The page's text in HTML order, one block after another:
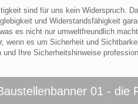
sind für uns kein Widerspruch.
und Widerstandsfähigkeit
es nicht nur umweltfreundlich
wenn es um Sicherheit und
und Ihre Sicherheitshinweise
01 - die